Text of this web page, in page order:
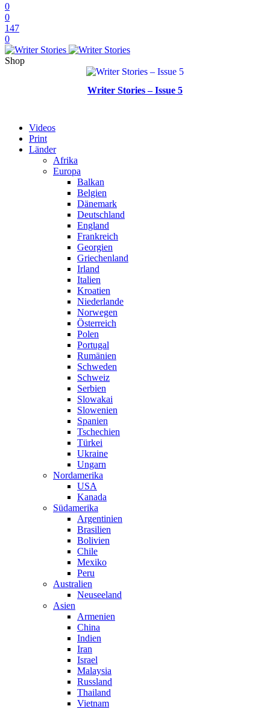
0
0
147
0
Shop
Writer Stories – Issue 5
Videos
Print
Länder
Afrika
Europa
Balkan
Belgien
Dänemark
Deutschland
England
Frankreich
Georgien
Griechenland
Irland
Italien
Kroatien
Niederlande
Norwegen
Österreich
Polen
Portugal
Rumänien
Schweden
Schweiz
Serbien
Slowakai
Slowenien
Spanien
Tschechien
Türkei
Ukraine
Ungarn
Nordamerika
USA
Kanada
Südamerika
Argentinien
Brasilien
Bolivien
Chile
Mexiko
Peru
Australien
Neuseeland
Asien
Armenien
China
Indien
Iran
Israel
Malaysia
Russland
Thailand
Vietnam